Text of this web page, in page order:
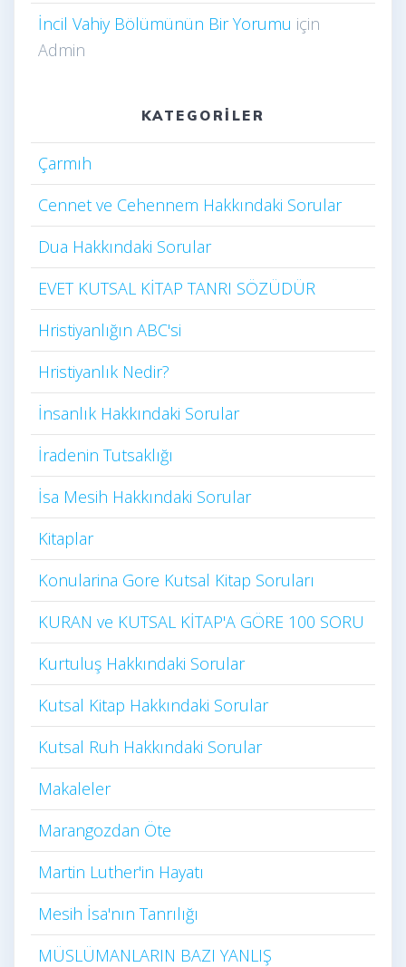
İncil Vahiy Bölümünün Bir Yorumu için
Admin
KATEGORILER
Çarmıh​
Cennet ve Cehennem Hakkındaki Sorular
Dua Hakkındaki Sorular
EVET KUTSAL KİTAP TANRI SÖZÜDÜR
Hristiyanlığın ABC'si
Hristiyanlık Nedir?
İnsanlık Hakkındaki Sorular
İradenin Tutsaklığı​
İsa Mesih Hakkındaki Sorular
Kitaplar
Konularina Gore Kutsal Kitap Soruları
KURAN ve KUTSAL KİTAP'A GÖRE 100 SORU
Kurtuluş Hakkındaki Sorular
Kutsal Kitap Hakkındaki Sorular
Kutsal Ruh Hakkındaki Sorular
Makaleler
Marangozdan Öte
Martin Luther'in Hayatı​
Mesih İsa'nın Tanrılığı​
MÜSLÜMANLARIN BAZI YANLIŞ